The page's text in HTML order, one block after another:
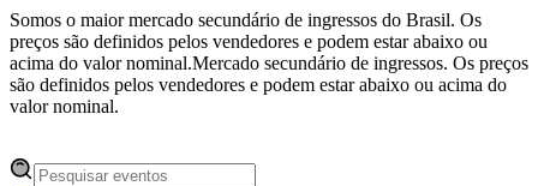
Somos o maior mercado secundário de ingressos do Brasil. Os
preços são definidos pelos vendedores e podem estar abaixo ou
acima do valor nominal.Mercado secundário de ingressos. Os preços
são definidos pelos vendedores e podem estar abaixo ou acima do
valor nominal.